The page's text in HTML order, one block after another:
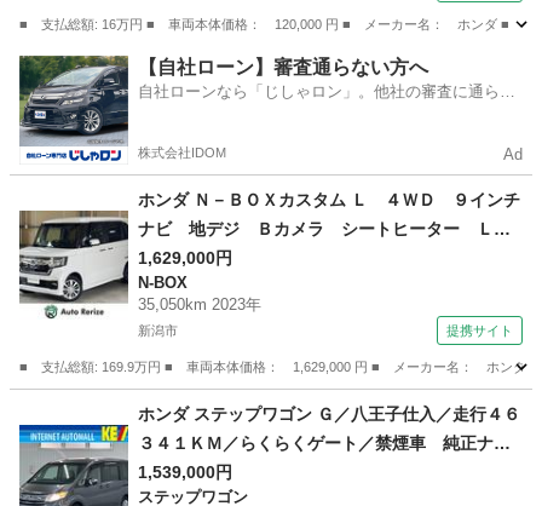
■ 支払総額: 16万円 ■ 車両本体価格： 120,000 円 ■ メーカー名： ホンダ
長野 松本市 ライフ
【自社ローン】審査通らない方へ
自社ローンなら「じしゃロン」。他社の審査に通らな
株式会社IDOM Ad
ホンダ Ｎ－ＢＯＸカスタム Ｌ ４ＷＤ ９インチ
ナビ 地デジ Ｂカメラ シートヒーター ＬＥ
ＤヘッドＬ ワンオーナー ＥＴＣ ステアスイ
ッチ 左側パワスラ １４ＡＷ ＡＣＣ ＬＫＡ
Ｓ 前後誤発進抑制 Ｒソナー 標識認識 前後
1,629,000円
N-BOX
35,050km 2023年
新潟市 提携サイト
■ 支払総額: 169.9万円 ■ 車両本体価格： 1,629,000 円 ■ メーカー名： ホン
N-BOX
ホンダ ステップワゴン Ｇ／八王子仕入／走行４６
３４１ＫＭ／らくらくゲート／禁煙車 純正ナビ
／ワンセグ／ＣＤ＆ＤＶＤ／ＢＴ接続／Ｂカメラ
／ビルトインＥＴＣ／オートクルコン／スマート
1,539,000円
ステップワゴン